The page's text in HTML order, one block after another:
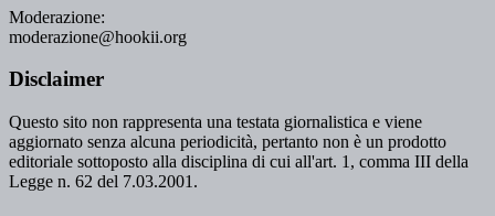
Moderazione:
moderazione@hookii.org
Disclaimer
Questo sito non rappresenta una testata giornalistica e viene
aggiornato senza alcuna periodicità, pertanto non è un prodotto
editoriale sottoposto alla disciplina di cui all'art. 1, comma III della
Legge n. 62 del 7.03.2001.